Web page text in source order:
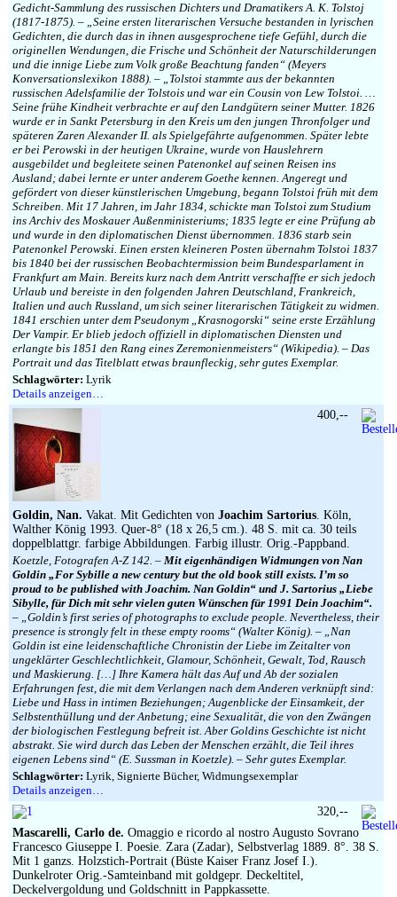
Gedicht-Sammlung des russischen Dichters und Dramatikers A. K. Tolstoj
(1817-1875). – „Seine ersten literarischen Versuche bestanden in lyrischen
Gedichten, die durch das in ihnen ausgesprochene tiefe Gefühl, durch die
originellen Wendungen, die Frische und Schönheit der Naturschilderungen
und die innige Liebe zum Volk große Beachtung fanden“ (Meyers
Konversationslexikon 1888). – „Tolstoi stammte aus der bekannten
russischen Adelsfamilie der Tolstois und war ein Cousin von Lew Tolstoi. …
Seine frühe Kindheit verbrachte er auf den Landgütern seiner Mutter. 1826
wurde er in Sankt Petersburg in den Kreis um den jungen Thronfolger und
späteren Zaren Alexander II. als Spielgefährte aufgenommen. Später lebte
er bei Perowski in der heutigen Ukraine, wurde von Hauslehrern
ausgebildet und begleitete seinen Patenonkel auf seinen Reisen ins
Ausland; dabei lernte er unter anderem Goethe kennen. Angeregt und
gefördert von dieser künstlerischen Umgebung, begann Tolstoi früh mit dem
Schreiben. Mit 17 Jahren, im Jahr 1834, schickte man Tolstoi zum Studium
ins Archiv des Moskauer Außenministeriums; 1835 legte er eine Prüfung ab
und wurde in den diplomatischen Dienst übernommen. 1836 starb sein
Patenonkel Perowski. Einen ersten kleineren Posten übernahm Tolstoi 1837
bis 1840 bei der russischen Beobachtermission beim Bundesparlament in
Frankfurt am Main. Bereits kurz nach dem Antritt verschaffte er sich jedoch
Urlaub und bereiste in den folgenden Jahren Deutschland, Frankreich,
Italien und auch Russland, um sich seiner literarischen Tätigkeit zu widmen.
1841 erschien unter dem Pseudonym „Krasnogorski“ seine erste Erzählung
Der Vampir. Er blieb jedoch offiziell in diplomatischen Diensten und
erlangte bis 1851 den Rang eines Zeremonienmeisters“ (Wikipedia). – Das
Portrait und das Titelblatt etwas braunfleckig, sehr gutes Exemplar.
Schlagwörter: Lyrik
Details anzeigen…
Goldin, Nan. Vakat. Mit Gedichten von Joachim Sartorius. Köln,
Walther König 1993. Quer-8° (18 x 26,5 cm.). 48 S. mit ca. 30 teils
doppelblattgr. farbige Abbildungen. Farbig illustr. Orig.-Pappband.
Koetzle, Fotografen A-Z 142. – Mit eigenhändigen Widmungen von Nan
Goldin „For Sybille a new century but the old book still exists. I’m so
proud to be published with Joachim. Nan Goldin“ und J. Sartorius „Liebe
Sibylle, für Dich mit sehr vielen guten Wünschen für 1991 Dein Joachim“.
– „Goldin’s first series of photographs to exclude people. Nevertheless, their
presence is strongly felt in these empty rooms“ (Walter König). – „Nan
Goldin ist eine leidenschaftliche Chronistin der Liebe im Zeitalter von
ungeklärter Geschlechtlichkeit, Glamour, Schönheit, Gewalt, Tod, Rausch
und Maskierung. […] Ihre Kamera hält das Auf und Ab der sozialen
Erfahrungen fest, die mit dem Verlangen nach dem Anderen verknüpft sind:
Liebe und Hass in intimen Beziehungen; Augenblicke der Einsamkeit, der
Selbstenthüllung und der Anbetung; eine Sexualität, die von den Zwängen
der biologischen Festlegung befreit ist. Aber Goldins Geschichte ist nicht
abstrakt. Sie wird durch das Leben der Menschen erzählt, die Teil ihres
eigenen Lebens sind“ (E. Sussman in Koetzle). – Sehr gutes Exemplar.
Schlagwörter: Lyrik, Signierte Bücher, Widmungsexemplar
Details anzeigen…
400,--
Mascarelli, Carlo de. Omaggio e ricordo al nostro Augusto Sovrano
Francesco Giuseppe I. Poesie. Zara (Zadar), Selbstverlag 1889. 8°. 38 S.
Mit 1 ganzs. Holzstich-Portrait (Büste Kaiser Franz Josef I.).
Dunkelroter Orig.-Samteinband mit goldgepr. Deckeltitel,
Deckelvergoldung und Goldschnitt in Pappkassette.
320,--